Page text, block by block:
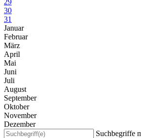
30
31
Januar
Februar
März
April
Mai
Juni
Juli
August
September
Oktober
November
Dezember
Suchbegriffe